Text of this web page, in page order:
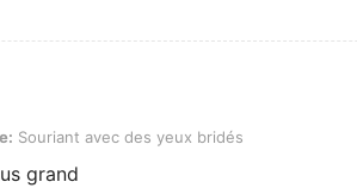
avec des yeux bridés
Souriant avec des yeux bridés
grand